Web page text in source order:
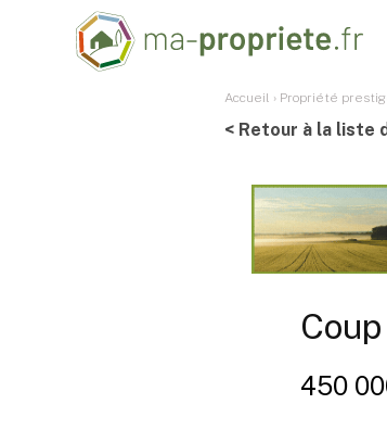
Accueil › Propriété
< Retour à la liste
450